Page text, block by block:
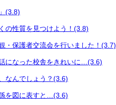
(3.8)
性質を見つけよう！(3.8)
・保護者交流会を行いました！(3.7)
なった校舎をきれいに…(3.6)
んでしょう？(3.6)
を図に表すと…(3.6)